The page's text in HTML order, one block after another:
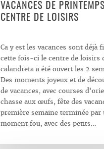
VACANCES DE
CENTRE DE LOISIRS
Ca y est les vacances sont déjà
cette fois-ci le centre de loisirs
calandreta a été ouvert les 2
Des moments joyeux et de
de vacances, avec courses
chasse aux œufs, fête des
première semaine terminée par
moment fou, avec des petits…